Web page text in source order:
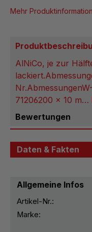
Mehr
AlNiCo, je zur
71206200 x 10 m…
Bewertungen
Daten & Fakten
Allgemeine Infos
Artikel-Nr.:
Marke: